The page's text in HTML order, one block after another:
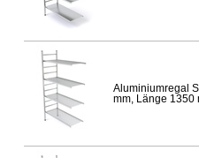
Aluminiumregal
mm, Länge 1350